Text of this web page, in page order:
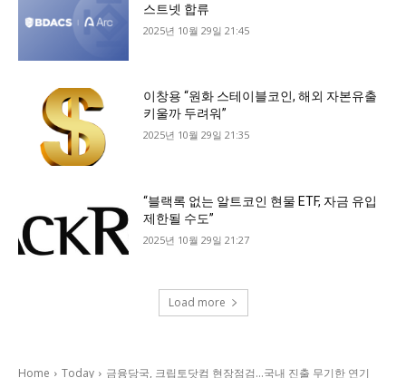
스트넷 합류
2025년 10월 29일 21:45
이창용 “원화 스테이블코인, 해외 자본유출
키울까 두려워”
2025년 10월 29일 21:35
“블랙록 없는 알트코인 현물 ETF, 자금 유입
제한될 수도”
2025년 10월 29일 21:27
Load more